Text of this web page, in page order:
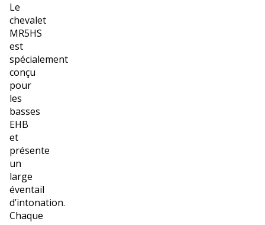
Le
chevalet
MR5HS
est
spécialement
conçu
pour
les
basses
EHB
et
présente
un
large
éventail
d’intonation.
Chaque